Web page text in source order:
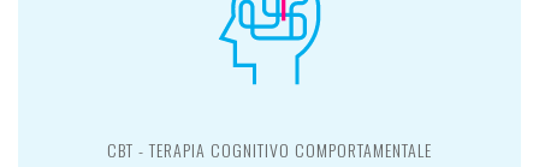
CBT - TERAPIA COGNITIVO COMPORTAMENTALE